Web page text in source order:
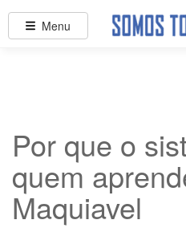
Por que o
quem
Maquiavel
Menu